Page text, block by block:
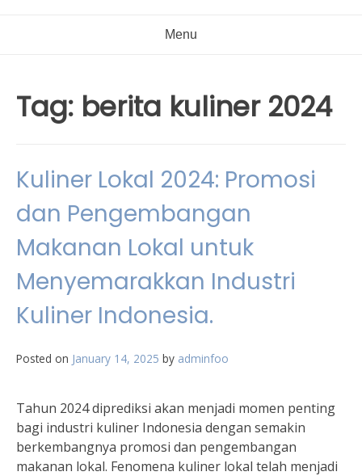
Menu
Tag: berita kuliner 2024
Kuliner Lokal 2024: Promosi
dan Pengembangan
Makanan Lokal untuk
Menyemarakkan Industri
Kuliner Indonesia.
Posted on January 14, 2025 by adminfoo
Tahun 2024 diprediksi akan menjadi momen penting
bagi industri kuliner Indonesia dengan semakin
berkembangnya promosi dan pengembangan
makanan lokal. Fenomena kuliner lokal telah menjadi